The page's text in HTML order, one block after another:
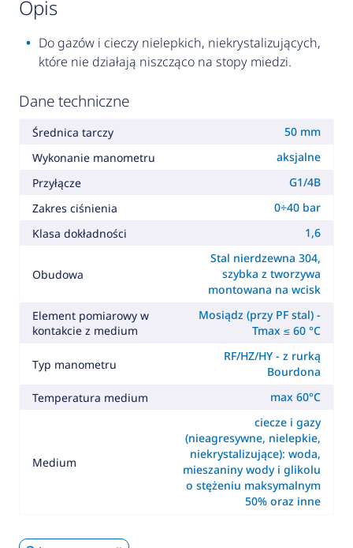
opis
Do gazów i cieczy nielepkich, niekrystalizujących,
które nie działają niszcząco na stopy miedzi.
Dane techniczne
Średnica tarczy
50 mm
Wykonanie manometru
aksjalne
Przyłącze
G1/4B
Zakres ciśnienia
0÷40 bar
Klasa dokładności
1,6
Obudowa
Stal nierdzewna 304,
szybka z tworzywa
montowana na wcisk
Element pomiarowy w
kontakcie z medium
Mosiądz (przy PF stal) -
Tmax ≤ 60 °C
Typ manometru
RF/HZ/HY - z rurką
Bourdona
Temperatura medium
max 60°C
Medium
ciecze i gazy
(nieagresywne, nielepkie,
niekrystalizujące): woda,
mieszaniny wody i glikolu
o stężeniu maksymalnym
50% oraz inne